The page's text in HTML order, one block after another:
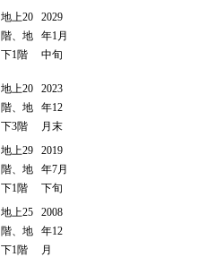
地上20
階、地
下1階
2029
年1月
中旬
地上20
階、地
下3階
2023
年12
月末
地上29
階、地
下1階
2019
年7月
下旬
地上25
階、地
下1階
2008
年12
月